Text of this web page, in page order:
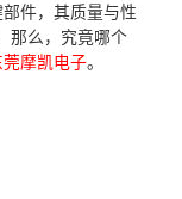
件，其质量与性
那么，究竟哪个
莞摩凯电子。